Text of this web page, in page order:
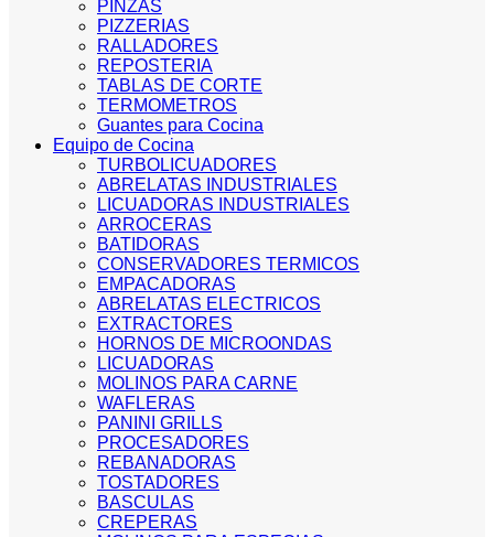
PINZAS
PIZZERIAS
RALLADORES
REPOSTERIA
TABLAS DE CORTE
TERMOMETROS
Guantes para Cocina
Equipo de Cocina
TURBOLICUADORES
ABRELATAS INDUSTRIALES
LICUADORAS INDUSTRIALES
ARROCERAS
BATIDORAS
CONSERVADORES TERMICOS
EMPACADORAS
ABRELATAS ELECTRICOS
EXTRACTORES
HORNOS DE MICROONDAS
LICUADORAS
MOLINOS PARA CARNE
WAFLERAS
PANINI GRILLS
PROCESADORES
REBANADORAS
TOSTADORES
BASCULAS
CREPERAS